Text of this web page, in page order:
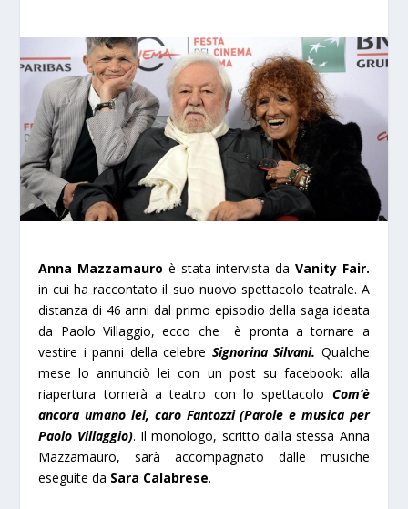
Anna Mazzamauro è stata intervista da Vanity Fair.
in cui ha raccontato il suo nuovo spettacolo teatrale. A
distanza di 46 anni dal primo episodio della saga ideata
da Paolo Villaggio, ecco che
è pronta a tornare a
vestire i panni della celebre Signorina Silvani. Qualche
mese lo annunciò lei con un post su facebook: alla
riapertura tornerà a teatro con lo spettacolo Com’è
ancora umano lei, caro Fantozzi (Parole e musica per
Paolo Villaggio). Il monologo, scritto dalla stessa Anna
Mazzamauro, sarà accompagnato dalle musiche
eseguite da Sara Calabrese.